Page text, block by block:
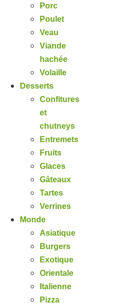
Porc
Poulet
Veau
Viande
hachée
Volaille
Desserts
Confitures
et
chutneys
Entremets
Fruits
Glaces
Gâteaux
Tartes
Verrines
Monde
Asiatique
Burgers
Exotique
Orientale
Italienne
Pizza